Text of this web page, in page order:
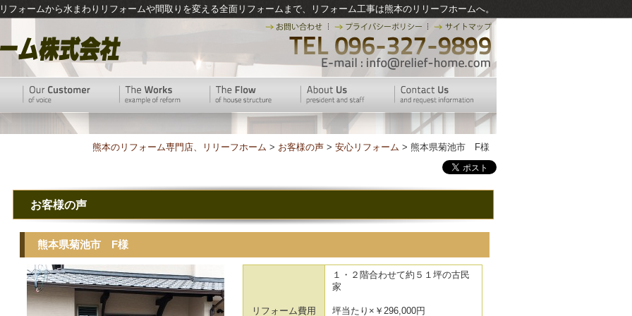
フォームから水まわりリフォームや間取りを変える全面リフォームまで、リフォーム工事は熊本のリリーフホームへ。
熊本のリフォーム専門店、リリーフホーム > お客様の声 > 安心リフォーム > 熊本県菊池市 F様
お客様の声
熊本県菊池市 F様
リフォーム費用
１・２階合わせて約５１坪の古民
家
坪当たり×￥296,000円